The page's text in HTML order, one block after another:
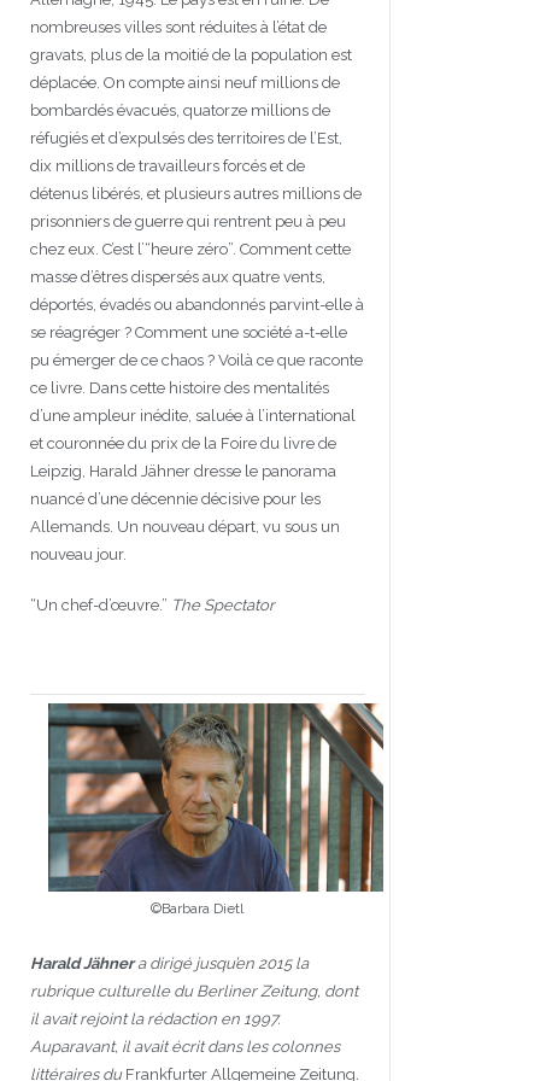
nombreuses villes sont réduites à l’état de
gravats, plus de la moitié de la population est
déplacée. On compte ainsi neuf millions de
bombardés évacués, quatorze millions de
réfugiés et d’expulsés des territoires de l’Est,
dix millions de travailleurs forcés et de
détenus libérés, et plusieurs autres millions de
prisonniers de guerre qui rentrent peu à peu
chez eux. C’est l’“heure zéro”. Comment cette
masse d’êtres dispersés aux quatre vents,
déportés, évadés ou abandonnés parvint-elle à
se réagréger ? Comment une société a-t-elle
pu émerger de ce chaos ? Voilà ce que raconte
ce livre. Dans cette histoire des mentalités
d’une ampleur inédite, saluée à l’international
et couronnée du prix de la Foire du livre de
Leipzig, Harald Jähner dresse le panorama
nuancé d’une décennie décisive pour les
Allemands. Un nouveau départ, vu sous un
nouveau jour.
“Un chef-d’œuvre.” The Spectator
©Barbara Dietl
Harald Jähnera dirigé jusqu’en 2015 la
rubrique culturelle du Berliner Zeitung, dont
il avait rejoint la rédaction en 1997.
Auparavant, il avait écrit dans les colonnes
littéraires du Frankfurter Allgemeine Zeitung.